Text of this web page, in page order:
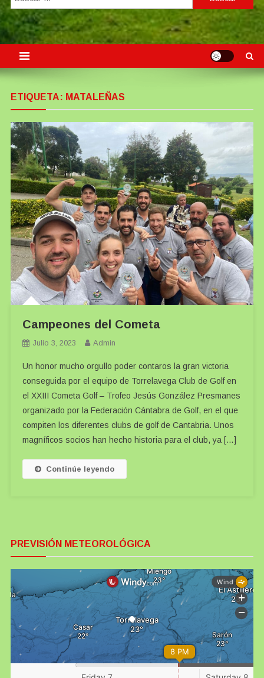
ETIQUETA: MATALEÑAS
Campeones del Cometa
Julio 3, 2023 Admin
Un honor mucho orgullo poder contaros la gran victoria
conseguida por el equipo de Torrelavega Club de Golf en
el XXIII Cometa Golf – Trofeo Jesús González Presmanes
organizado por la Federación Cántabra de Golf, en el que
compiten los diferentes clubs de golf de Cantabria. Unos
magníficos socios han hecho historia para el club, ya […]
Continúe leyendo
PREVISIÓN METEOROLÓGICA